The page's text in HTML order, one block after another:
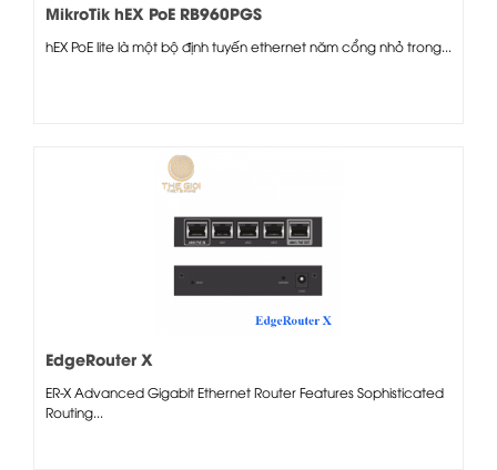
MikroTik hEX PoE RB960PGS
hEX PoE lite là một bộ định tuyến ethernet năm cổng nhỏ trong...
EdgeRouter X
ER-X Advanced Gigabit Ethernet Router Features Sophisticated
Routing...